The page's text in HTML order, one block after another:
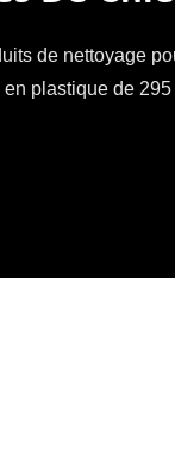
de nettoyage
plastique de